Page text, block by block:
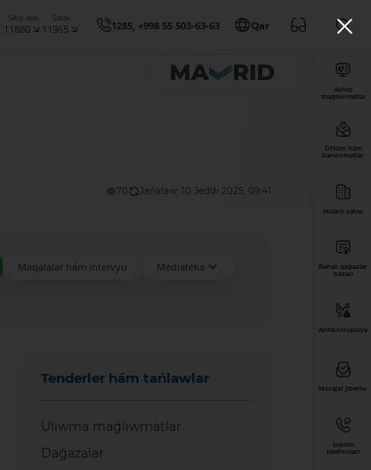
Satıp alıw
11880
Satıw
11965 1285, +998 55 503-63-63 Qar
70 Jańalaw: 10 Jeddi 2025, 09:41
Maqalalar hám intervyu
Mediateka
Tenderler hám tańlawlar
Uliwma maǵlıwmatlar
Daǵazalar
Ashıq
maǵlıwmatlar
Ofisler hám
bankomatlar
Múlkti satıw
Bahalı qaǵazlar
bazarı
Antikorrupsiya
Múrájat jiberiw
Isenim
telefonları